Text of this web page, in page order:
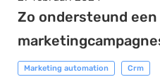
Zo ondersteund een
Marketing automation Crm